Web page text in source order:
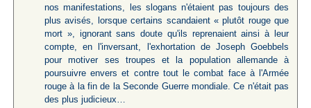
nos manifestations, les slogans n'étaient pas toujours des
plus avisés, lorsque certains scandaient « plutôt rouge que
mort », ignorant sans doute qu'ils reprenaient ainsi à leur
compte, en l'inversant, l'exhortation de Joseph Goebbels
pour motiver ses troupes et la population allemande à
poursuivre envers et contre tout le combat face à l'Armée
rouge à la fin de la Seconde Guerre mondiale. Ce n'était pas
des plus judicieux…